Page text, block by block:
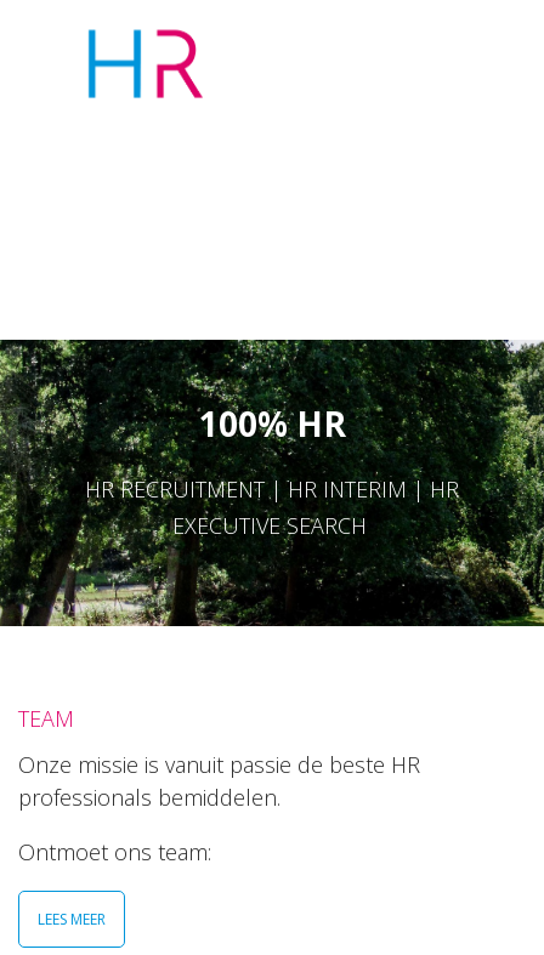
100% HR
HR RECRUITMENT | HR INTERIM | HR
EXECUTIVE SEARCH
TEAM
Onze missie is vanuit passie de beste HR
professionals bemiddelen.
Ontmoet ons team:
LEES MEER